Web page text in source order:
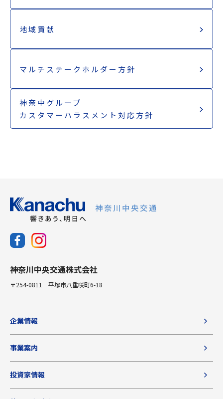
地域貢献
マルチステークホルダー方針
神奈中グループ
カスタマーハラスメント対応方針
神奈川中央交通株式会社
〒254-0811 平塚市八重咲町6-18
企業情報
事業案内
投資家情報